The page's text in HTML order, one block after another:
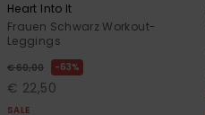
Heart Into It
Frauen Schwarz Workout-
Leggings
€ 60,00 63%
€ 22,50
SALE